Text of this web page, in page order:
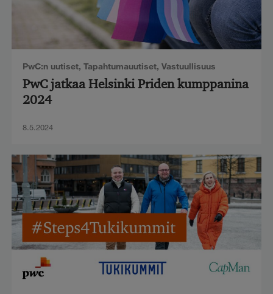
PwC:n uutiset, Tapahtumauutiset, Vastuullisuus
PwC jatkaa Helsinki Priden kumppanina
2024
8.5.2024